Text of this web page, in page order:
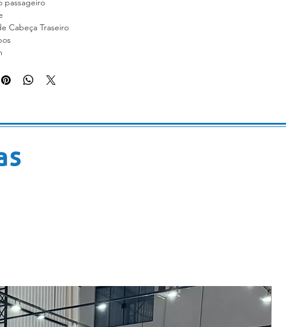
passageiro
Cabeça Traseiro